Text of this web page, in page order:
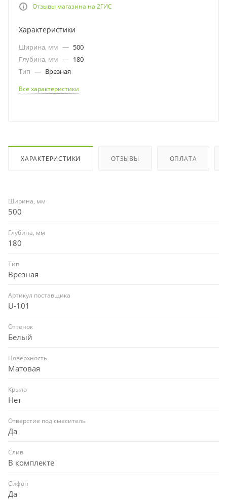
Отзывы магазина на 2ГИС
Характеристики
Ширина, мм — 500
Глубина, мм — 180
Тип — Врезная
Все характеристики
ХАРАКТЕРИСТИКИ ОТЗЫВЫ ОПЛАТА
Ширина, мм
500
Глубина, мм
180
Тип
Врезная
Артикул поставщика
U-101
Оттенок
Белый
Поверхность
Матовая
Крыло
Нет
Отверстие под смеситель
Да
Слив
В комплекте
Сифон
Да